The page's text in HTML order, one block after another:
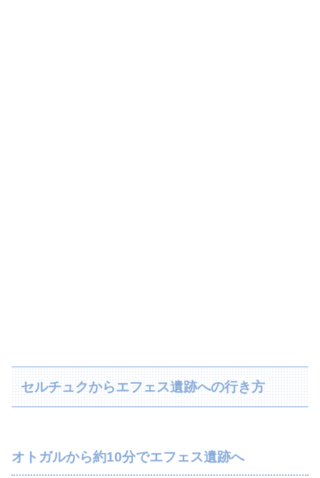
セルチュクからエフェス遺跡への行き方
オトガルから約10分でエフェス遺跡へ